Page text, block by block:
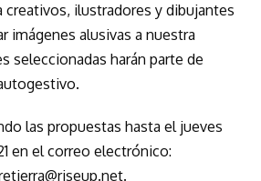
creativos, ilustradores y dibujantes
imágenes alusivas a nuestra
seleccionadas harán parte de
las propuestas hasta el jueves
en el correo electrónico: